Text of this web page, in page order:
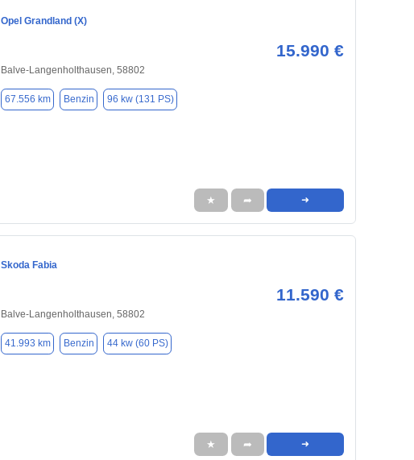
Opel Grandland (X)
15.990 €
Balve-Langenholthausen, 58802
67.556 km Benzin 96 kw (131 PS)
★ ➦ ➜
Skoda Fabia
11.590 €
Balve-Langenholthausen, 58802
41.993 km Benzin 44 kw (60 PS)
★ ➦ ➜